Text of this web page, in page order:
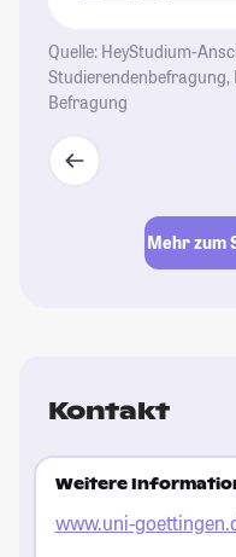
Quelle: HeyStudium-
Studierendenbefragung,
Befragung
Mehr zum
Kontakt
Weitere
www.uni-